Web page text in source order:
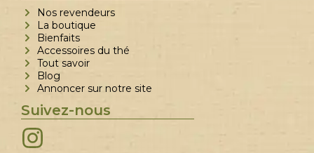
Nos revendeurs
La boutique
Bienfaits
Accessoires du thé
Tout savoir
Blog
Annoncer sur notre site
Suivez-nous